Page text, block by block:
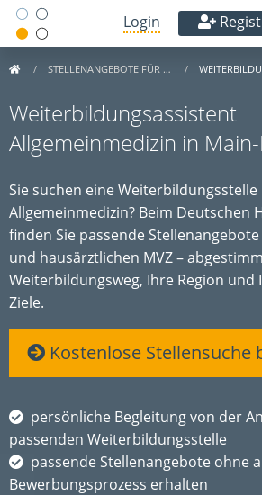
Login
STELLENANGEBOTE FÜR …
Weiterbildungsassistent
Allgemeinmedizin in
Sie suchen eine
Allgemeinmedizin? Beim Deutschen
finden Sie passende
und hausärztlichen MVZ –
Weiterbildungsweg, Ihre Region und
Ziele.
Kostenlose Stellensuche
persönliche Begleitung von der
passenden Weiterbildungsstelle
passende Stellenangebote ohne
Bewerbungsprozess erhalten